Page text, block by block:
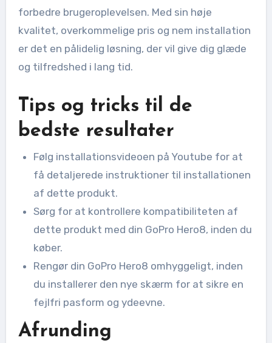
forbedre brugeroplevelsen. Med sin høje
kvalitet, overkommelige pris og nem installation
er det en pålidelig løsning, der vil give dig glæde
og tilfredshed i lang tid.
Tips og tricks til de
bedste resultater
Følg installationsvideoen på Youtube for at
få detaljerede instruktioner til installationen
af ​​dette produkt.
Sørg for at kontrollere kompatibiliteten af ​​
dette produkt med din GoPro Hero8, inden du
køber.
Rengør din GoPro Hero8 omhyggeligt, inden
du installerer den nye skærm for at sikre en
fejlfri pasform og ydeevne.
Afrunding